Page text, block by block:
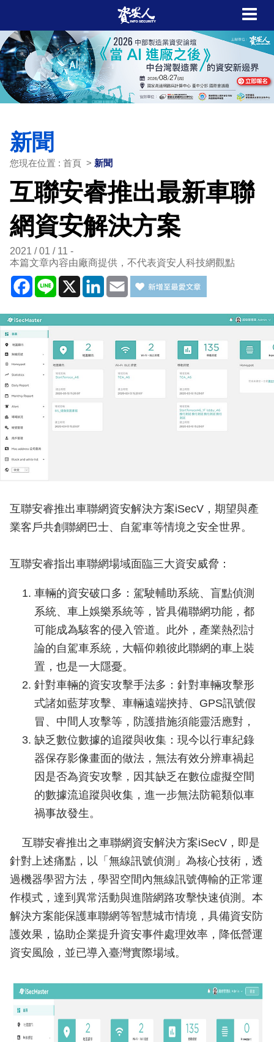
新聞
您現在位置 : 首頁 > 新聞
互聯安睿推出最新車聯
網資安解決方案
2021 / 01 / 11
本篇文章內容由廠商提供，不代表資安人科技網觀點
Facebook
Line X LinkedIn
Email
互聯安睿推出車聯網資安解決方案iSecV，期望與產
業客戶共創聯網巴士、自駕車等情境之安全世界。
互聯安睿指出車聯網場域面臨三大資安威脅：
車輛的資安破口多：駕駛輔助系統、盲點偵測
系統、車上娛樂系統等，皆具備聯網功能，都
可能成為駭客的侵入管道。此外，產業熱烈討
論的自駕車系統，大幅仰賴彼此聯網的車上裝
置，也是一大隱憂。
針對車輛的資安攻擊手法多：針對車輛攻擊形
式諸如藍芽攻擊、車輛遠端挾持、GPS訊號假
冒、中間人攻擊等，防護措施須能靈活應對，
缺乏數位數據的追蹤與收集：現今以行車紀錄
器保存影像畫面的做法，無法有效分辨車禍起
因是否為資安攻擊，因其缺乏在數位虛擬空間
的數據流追蹤與收集，進一步無法防範類似車
禍事故發生。
互聯安睿推出之車聯網資安解決方案iSecV，即是
針對上述痛點，以「無線訊號偵測」為核心技術，透
過機器學習方法，學習空間內無線訊號傳輸的正常運
作模式，達到異常活動與進階網路攻擊快速偵測。本
解決方案能保護車聯網等智慧城市情境，具備資安防
護效果，協助企業提升資安事件處理效率，降低營運
資安風險，並已導入臺灣實際場域。